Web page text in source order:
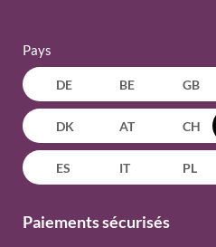
Pays
DE BE GB
DK AT CH
ES IT PL
Paiements sécurisés